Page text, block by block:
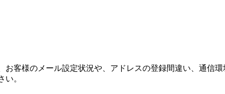
客様のメール設定状況や、アドレスの登録間違い、通信
。